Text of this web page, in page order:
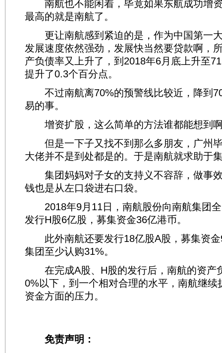
南航也不能闲着，毕竟如果东航成功增
最高的就是南航了。
更让南航感到紧迫的是，作为中国第一
发展速度依然强劲，发展快当然要贷款啊，
产负债率又上升了，到2018年6月底上升至
提升了0.3个百分点。
不过南航离70%的预警线比较近，降到
易的事。
增资扩股，这么简单的方法谁都能想到
但是一下子又找不到那么多朋友，广州
大佬并不是到处都是的。于是南航就求助于
集团妈妈对子女的支持义不容辞，做事
钱也是从左口袋进右口袋。
2018年9月11日，南航股份向南航集团全
发行H股6亿股，募集资金36亿港币。
此外南航还要发行18亿股A股，募集资金
集团至少认购31%。
在完成A股、H股的发行后，南航的资产
0%以下，到一个相对合理的水平，南航继续
资金方面的压力。
免责声明：